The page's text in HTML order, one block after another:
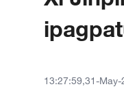
13:27:59,31-May-